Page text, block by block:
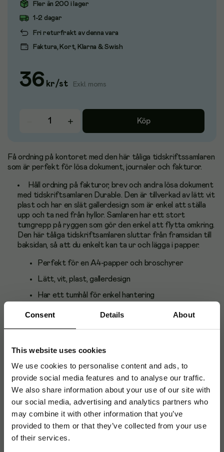
Consent Details About
This website uses cookies
We use cookies to personalise content and ads, to
provide social media features and to analyse our traffic.
We also share information about your use of our site with
our social media, advertising and analytics partners who
may combine it with other information that you’ve
provided to them or that they’ve collected from your use
of their services.
Fler än 200 i lager
Fri returfrakt av denna vara
1-2 dagar
Faktura, Kort, Klarna & Swish
36 kr/st Exkl. moms
Köp
Få ordning på kontoret med den här tåliga tidskriftssamlaren
som är perfekt för lösa dokument, journaler och fakturor.
Håll ordning på fakturor, brev och andra lösa dokument
med tidskriftsamlaren Durable. Den är tillverkad av lätt vit
plast och har en slät gallerdesign som är enkel att ställa
upp och ta ned från hyllor. Samlaren har ett stort
tumgrepp på ryggen som gör den enkel att flytta omkring.
Den här tåliga tidskriftsamlaren sluttar från framsidan till
baksidan, så att du enkelt kan ta ur och lägga i papper.
Perfekt för en A4-papper och broschyrer
Lätt, vit, plast, gallerdesign
Har ett tumhål för enkel hantering
Tidskriftsamlare rymmer A4-objekt
Mått: 63 x 305 x 235 mm
Artikelnummer: 888217
Originalnummer: 1701569010
EAN: 7318081569013